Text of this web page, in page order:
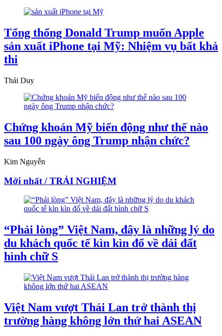
Tổng thống Donald Trump muốn Apple
sản xuất iPhone tại Mỹ: Nhiệm vụ bất khả
thi
Thái Duy
Chứng khoán Mỹ biến động như thế nào
sau 100 ngày ông Trump nhận chức?
Kim Nguyễn
Mới nhất / TRẢI NGHIỆM
“Phải lòng” Việt Nam, đây là những lý do
du khách quốc tế kìn kìn đổ về dải đất
hình chữ S
Việt Nam vượt Thái Lan trở thành thị
trường hàng không lớn thứ hai ASEAN